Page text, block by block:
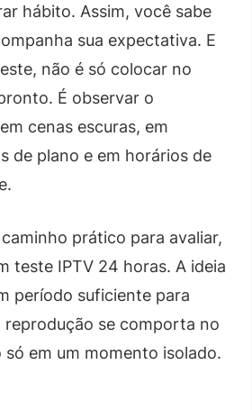
hábito. Assim, você sabe
sua expectativa. E
não é só colocar no
É observar o
cenas escuras, em
de plano e em horários de
prático para avaliar,
teste IPTV 24 horas. A ideia
período suficiente para
reprodução se comporta no
só em um momento isolado.